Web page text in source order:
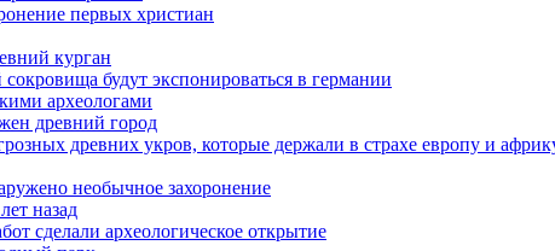
первых христиан
курган
будут экспонироваться в германии
археологами
древний город
древних укров, которые держали в страхе европу и
необычное захоронение
назад
сделали археологическое открытие